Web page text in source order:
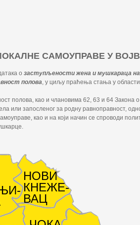
САМОУПРАВЕ У
о заступљености жена и мушкараца
полова, у циљу праћења стања у
полова, као и члановима 62, 63 и 64
или запосленог за родну равноправност,
као и на који начин се спроводи